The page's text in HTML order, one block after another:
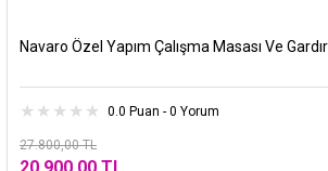
Navaro Özel Yapım Çalışma Masası Ve
0.0 Puan - 0 Yorum
27.800,00 TL